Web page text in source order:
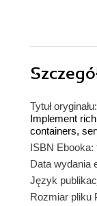
Tytuł oryginału:
Implement
containers,
ISBN Ebooka:
Data wydania
Język
Rozmiar pliku